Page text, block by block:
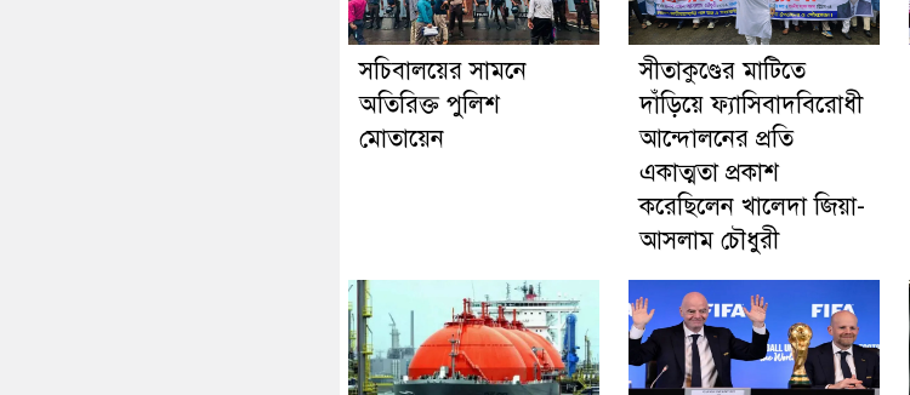
সচিবালয়ের সামনে
অতিরিক্ত পুলিশ
মোতায়েন
সীতাকুণ্ডের মাটিতে
দাঁড়িয়ে ফ্যাসিবাদবিরোধী
আন্দোলনের প্রতি
একাত্মতা প্রকাশ
করেছিলেন খালেদা জিয়া-
আসলাম চৌধুরী